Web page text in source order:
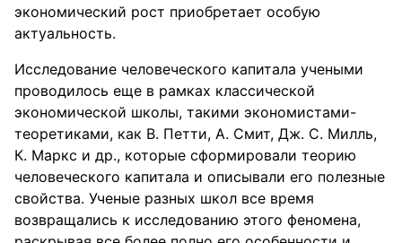
экономический рост приобретает особую
актуальность.
Исследование человеческого капитала учеными
проводилось еще в рамках классической
экономической школы, такими экономистами-
теоретиками, как В. Петти, А. Смит, Дж. С. Милль,
К. Маркс и др., которые сформировали теорию
человеческого капитала и описывали его полезные
свойства. Ученые разных школ все время
возвращались к исследованию этого феномена,